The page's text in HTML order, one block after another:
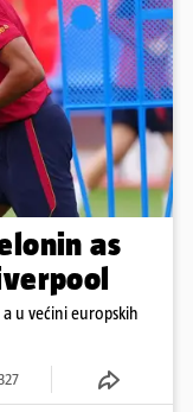
as
u većini europskih